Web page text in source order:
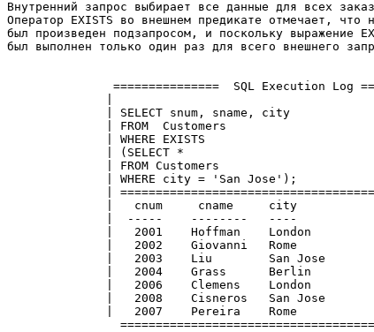
Внутренний запрос выбирает все данные для всех
Оператор EXISTS во внешнем предикате отмечает, что
был произведен подзапросом, и поскольку выражение
был выполнен только один раз для всего внешнего
===============  SQL Execution Log
| SELECT snum, sname, city
| FROM  Customers
| WHERE EXISTS
| (SELECT *
| FROM Customers
| WHERE city = 'San Jose');
|
|   cnum     cname     city
|  -----    --------   ----
|   2001    Hoffman    London
|   2002    Giovanni   Rome
|   2003    Liu        San Jose
|   2004    Grass      Berlin
|   2006    Clemens    London
|   2008    Cisneros   San Jose
|   2007    Pereira    Rome